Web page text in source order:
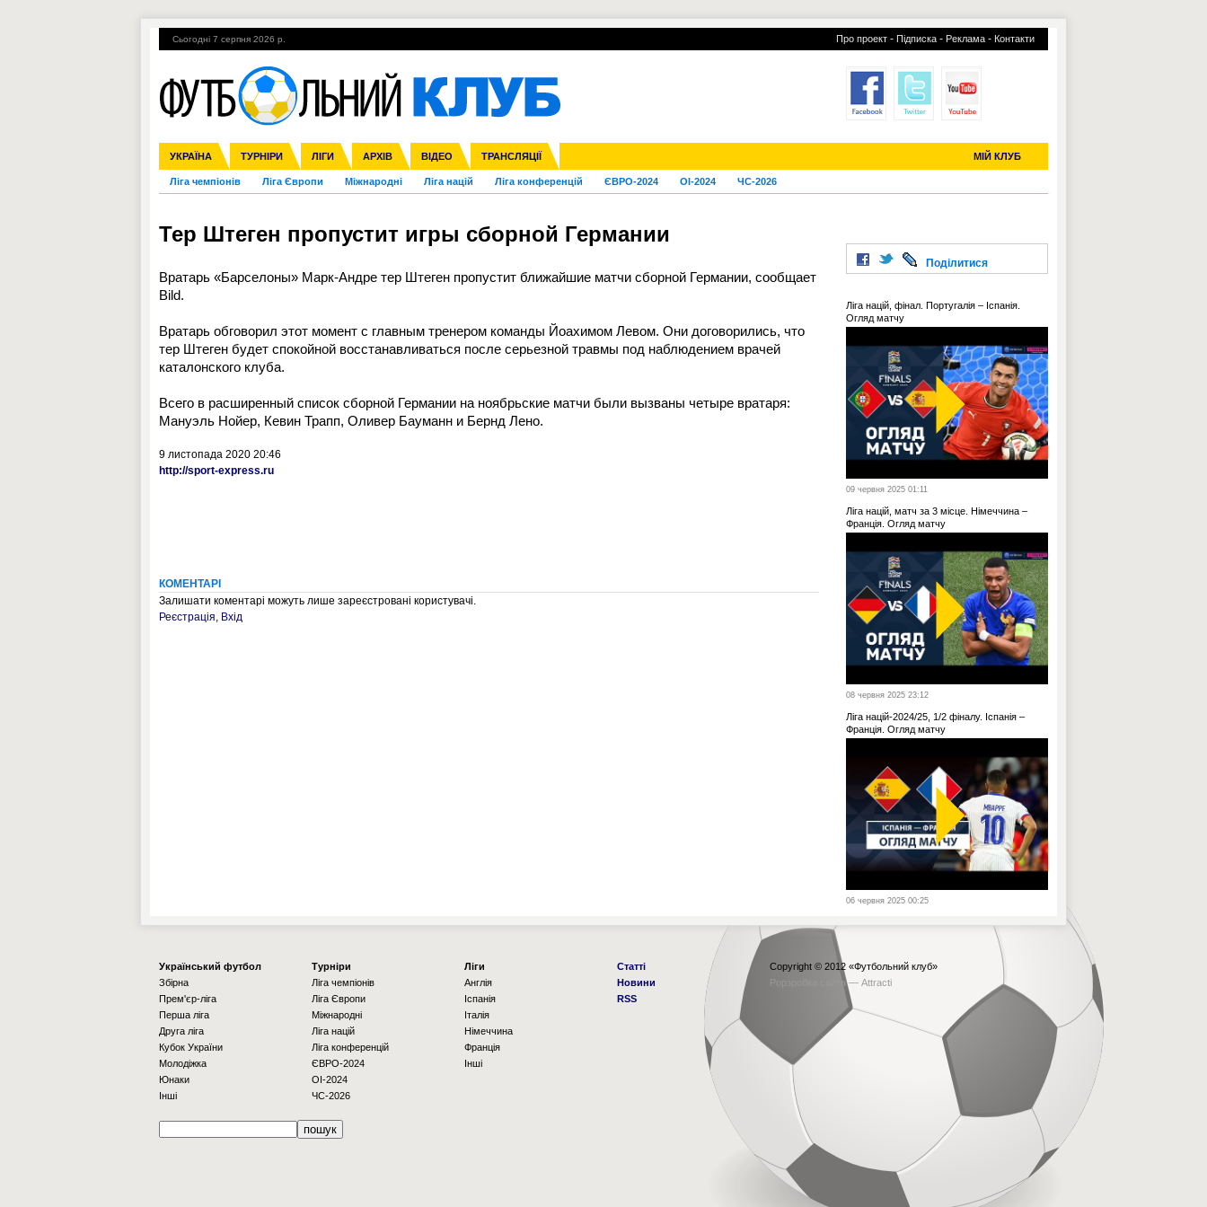
Сьогодні 7 серпня 2026 р. Про проект - Підписка - Реклама - Контакти
УКРАЇНА ТУРНІРИ ЛІГИ АРХІВ ВІДЕО ТРАНСЛЯЦІЇ МІЙ КЛУБ
Збірна Прем'єр-ліга Перша ліга Друга ліга Кубок України Молодіжка
Ліга чемпіонів Ліга Європи Міжнародні Ліга націй Ліга конференцій ЄВРО-2024 OI-2024 ЧС-2026
Англія Іспанія Італія Німеччина Франція Інші
ЧС-2014 ЄВРО-2016 Росія Кубок конфедерацій ЧЄ-2015 (U-21)
Гарячі теми УПЛ, 1-й тур ВІЙНА УПЛ-ПЕРЕХОДИ УСІ ТРАНСФЕРИ
Тер Штеген пропустит игры сборной Германии
Вратарь «Барселоны» Марк-Андре тер Штеген пропустит ближайшие матчи сборной Германии, сообщает
Bild.
Вратарь обговорил этот момент с главным тренером команды Йоахимом Левом. Они договорились, что
тер Штеген будет спокойной восстанавливаться после серьезной травмы под наблюдением врачей
каталонского клуба.
Всего в расширенный список сборной Германии на ноябрьские матчи были вызваны четыре вратаря:
Мануэль Нойер, Кевин Трапп, Оливер Бауманн и Бернд Лено.
9 листопада 2020 20:46
http://sport-express.ru
КОМЕНТАРІ
Залишати коментарі можуть лише зареєстровані користувачі.
Реєстрація, Вхід
Поділитися
Ліга націй, фінал. Португалія – Іспанія.
Огляд матчу
09 червня 2025 01:11
Ліга націй, матч за 3 місце. Німеччина –
Франція. Огляд матчу
08 червня 2025 23:12
Ліга націй-2024/25, 1/2 фіналу. Іспанія –
Франція. Огляд матчу
06 червня 2025 00:25
Українcький футбол
Збірна
Прем'єр-ліга
Перша ліга
Друга ліга
Кубок України
Молодіжка
Юнаки
Інші
Турніри
Ліга чемпіонів
Ліга Європи
Міжнародні
Ліга націй
Ліга конференцій
ЄВРО-2024
OI-2024
ЧС-2026
Ліги
Англія
Іспанія
Італія
Німеччина
Франція
Інші
Статті
Новини
RSS
Copyright © 2012 «Футбольний клуб»
Рорзробка сайта — Attracti